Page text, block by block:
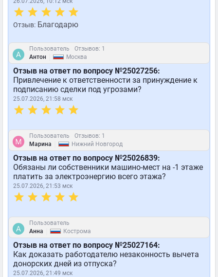
Отзыв: Благодарю
Пользователь
Отзывов: 1
Антон
Москва
Отзыв на ответ по вопросу №25027256:
Привлечение к ответственности за принуждение к
подписанию сделки под угрозами?
25.07.2026, 21:58 мск
Пользователь
Отзывов: 1
Марина
Нижний Новгород
Отзыв на ответ по вопросу №25026839:
Обязаны ли собственники машино-мест на -1 этаже
платить за электроэнергию всего этажа?
25.07.2026, 21:53 мск
Пользователь
Анна
Кострома
Отзыв на ответ по вопросу №25027164:
Как доказать работодателю незаконность вычета
донорских дней из отпуска?
25.07.2026, 21:49 мск